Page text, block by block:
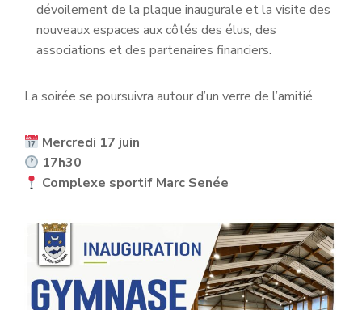
dévoilement de la plaque inaugurale et la visite des
nouveaux espaces aux côtés des élus, des
associations et des partenaires financiers.
La soirée se poursuivra autour d’un verre de l’amitié.
Mercredi 17 juin
17h30
Complexe sportif Marc Senée